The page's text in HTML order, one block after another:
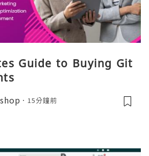
Guide to Buying Git
15分鐘前